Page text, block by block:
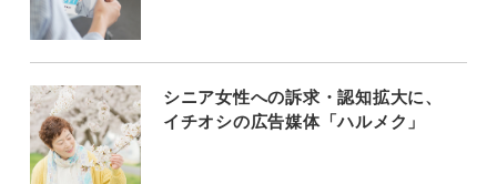
シニア女性への訴求・認知拡大に、
イチオシの広告媒体「ハルメク」